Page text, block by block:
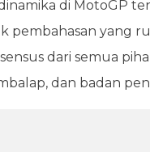
di MotoGP
pembahasan yang
dari semua
dan badan